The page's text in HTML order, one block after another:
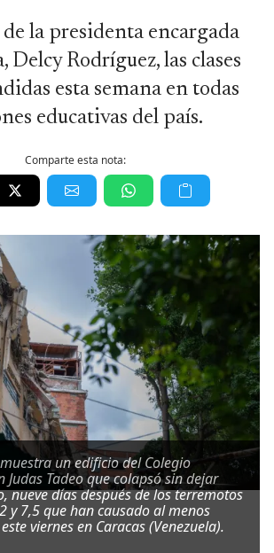
la presidenta encargada
Delcy Rodríguez, las clases
esta semana en todas
educativas del país.
Comparte esta nota:
un edificio del Colegio
Judas Tadeo que colapsó sin dejar
nueve días después de los terremotos
y 7,5 que han causado al menos
viernes en Caracas (Venezuela).